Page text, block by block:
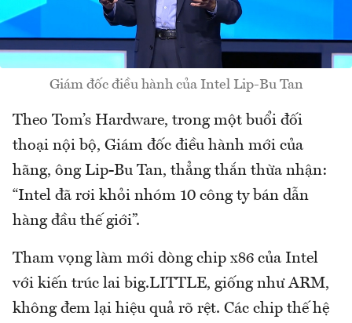
Giám đốc điều hành của Intel Lip-Bu Tan
Theo Tom’s Hardware, trong một buổi đối
thoại nội bộ, Giám đốc điều hành mới của
hãng, ông Lip-Bu Tan, thẳng thắn thừa nhận:
“Intel đã rơi khỏi nhóm 10 công ty bán dẫn
hàng đầu thế giới”.
Tham vọng làm mới dòng chip x86 của Intel
với kiến trúc lai big.LITTLE, giống như ARM,
không đem lại hiệu quả rõ rệt. Các chip thế hệ